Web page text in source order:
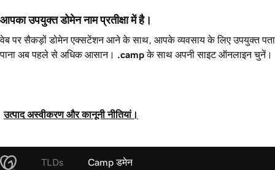
आपका उपयुक्त डोमेन नाम प्रतीक्षा में है।
वेब पर सैकड़ों डोमेन एक्सटेंशन आने के साथ, आपके व्यवसाय के लिए उपयुक्त पता
पाना अब पहले से अधिक आसान।
.campके साथ अपनी साइट ऑनलाइन चुनें।
उत्पाद अस्वीकरण और कानूनी नीतियां।
TLDs Camp डमेन